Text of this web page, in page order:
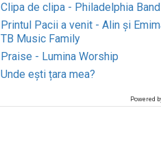
Clipa de clipa - Philadelphia Band
Printul Pacii a venit - Alin și
TB Music Family
Praise - Lumina Worship
Unde ești țara mea?
Powered